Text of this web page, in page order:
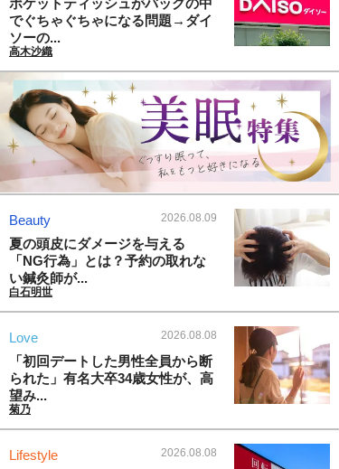
ポケットティッシュがバッグの中
でぐちゃぐちゃになる問題→ダイ
ソーの...
高木沙織
Beauty 2026.08.09
夏の頭皮にダメージを与える
「NG行為」とは？予約の取れな
い鍼灸師が...
白石明世
Love 2026.08.08
「初回デートした男性全員から断
られた」有名大卒34歳女性が、高
望み...
菊乃
Lifestyle 2026.08.08